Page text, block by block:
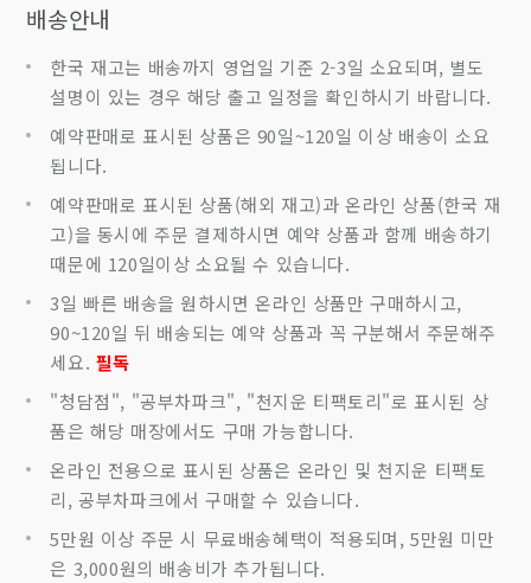
배송안내
한국 재고는 배송까지 영업일 기준 2-3일 소요되며, 별도
설명이 있는 경우 해당 출고 일정을 확인하시기 바랍니다.
예약판매로 표시된 상품은 90일~120일 이상 배송이 소요
됩니다.
예약판매로 표시된 상품(해외 재고)과 온라인 상품(한국 재
고)을 동시에 주문 결제하시면 예약 상품과 함께 배송하기
때문에 120일이상 소요될 수 있습니다.
3일 빠른 배송을 원하시면 온라인 상품만 구매하시고,
90~120일 뒤 배송되는 예약 상품과 꼭 구분해서 주문해주
세요. 필독
"청담점", "공부차파크", "천지운 티팩토리"로 표시된 상
품은 해당 매장에서도 구매 가능합니다.
온라인 전용으로 표시된 상품은 온라인 및 천지운 티팩토
리, 공부차파크에서 구매할 수 있습니다.
5만원 이상 주문 시 무료배송혜택이 적용되며, 5만원 미만
은 3,000원의 배송비가 추가됩니다.